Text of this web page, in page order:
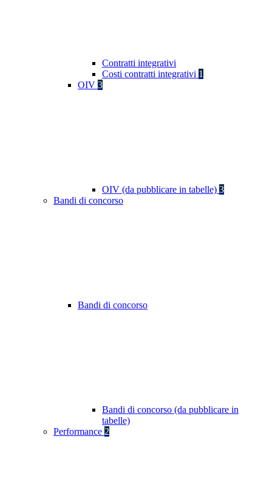
Contratti integrativi
Costi contratti integrativi 1
OIV 3
OIV (da pubblicare in tabelle) 3
Bandi di concorso
Bandi di concorso
Bandi di concorso (da pubblicare in
tabelle)
Performance 2